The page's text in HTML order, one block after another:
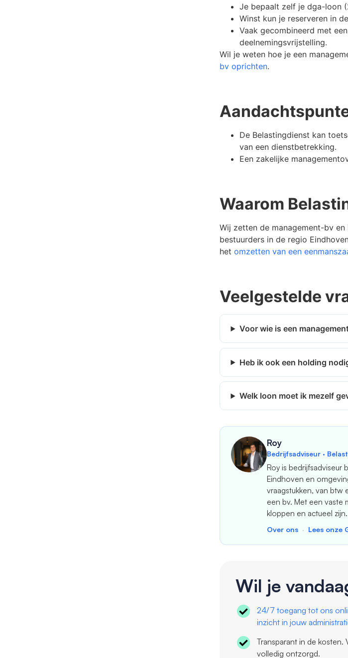
Je bepaalt zelf je dga-loon
Winst kun je reserveren in
Vaak gecombineerd met
deelnemingsvrijstelling.
Wil je weten hoe je een
bv oprichten.
De Belastingdienst kan
van een dienstbetrekking.
Een zakelijke
Waarom
Wij zetten de management-bv
bestuurders in de regio
het omzetten van een
Veelgestelde
Voor wie is een
Heb ik ook een holding
Welk loon moet ik mezelf
Roy
Bedrijfsadviseur ·
Roy is bedrijfsadviseur
Eindhoven en
vraagstukken, van btw
een bv. Met een vaste
kloppen en actueel zijn.
Over ons · Lees onze
Wil je
24/7 toegang tot ons
inzicht in jouw
Transparant in de
volledig ontzorgd.